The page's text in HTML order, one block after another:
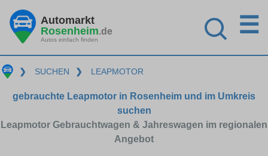
Automarkt
Rosenheim.de
Autos einfach finden
☰
❯ SUCHEN ❯ LEAPMOTOR
gebrauchte Leapmotor in Rosenheim und im Umkreis
suchen
Leapmotor Gebrauchtwagen & Jahreswagen im regionalen
Angebot